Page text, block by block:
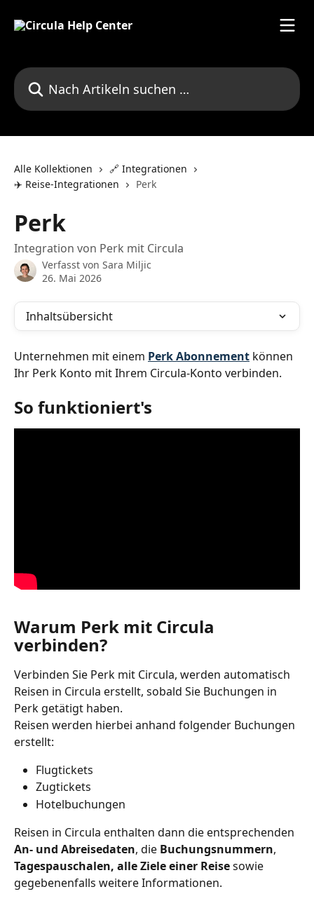
Nach Artikeln suchen …
Alle Kollektionen
🔗 Integrationen
✈️ Reise-Integrationen
Perk
Perk
Integration von Perk mit Circula
Verfasst von Sara Miljic
26. Mai 2026
Inhaltsübersicht
Unternehmen mit einem Perk Abonnement können
Ihr Perk Konto mit Ihrem Circula-Konto verbinden.
So funktioniert's
Warum Perk mit Circula
verbinden?
Verbinden Sie Perk mit Circula, werden automatisch
Reisen in Circula erstellt, sobald Sie Buchungen in
Perk getätigt haben.
Reisen werden hierbei anhand folgender Buchungen
erstellt:
Flugtickets
Zugtickets
Hotelbuchungen
Reisen in Circula enthalten dann die entsprechenden
An- und Abreisedaten, die Buchungsnummern,
Tagespauschalen, alle Ziele einer Reise sowie
gegebenenfalls weitere Informationen.